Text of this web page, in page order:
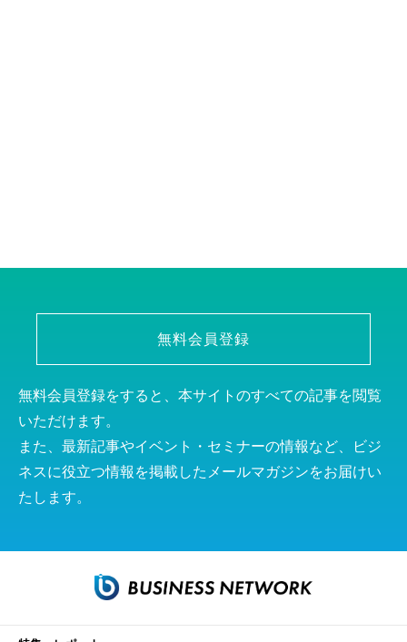
無料会員登録
無料会員登録をすると、本サイトのすべての記事を閲覧
いただけます。
また、最新記事やイベント・セミナーの情報など、ビジ
ネスに役立つ情報を掲載したメールマガジンをお届けい
たします。